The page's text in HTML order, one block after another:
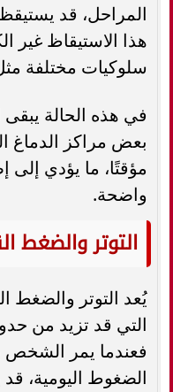
المراحل، قد
هذا الاستيقاظ غير
سلوكيات مختلفة مثل
في هذه الحالة
بعض مراكز الدماغ
مؤقتًا، ما يؤدي
واضحة.
التوتر والضغط
يُعد التوتر والضغط
التي قد تزيد من
فعندما يمر الشخص
الضغوط اليومية،